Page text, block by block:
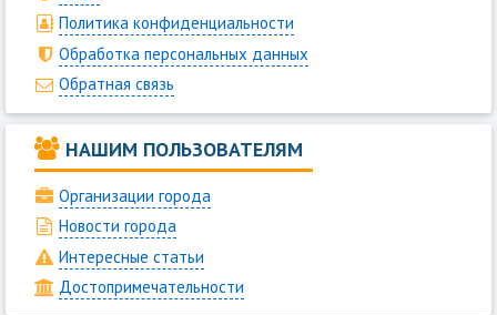
Политика конфиденциальности
Обработка персональных данных
Обратная связь
НАШИМ ПОЛЬЗОВАТЕЛЯМ
Организации города
Новости города
Интересные статьи
Достопримечательности